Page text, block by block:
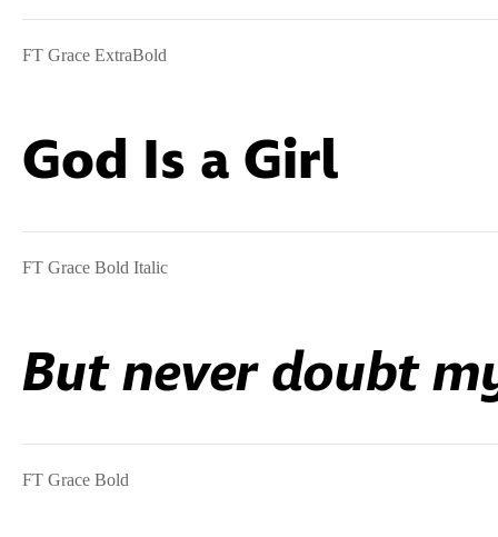
FT Grace ExtraBold
God Is a Girl
FT Grace Bold Italic
But never doubt
FT Grace Bold